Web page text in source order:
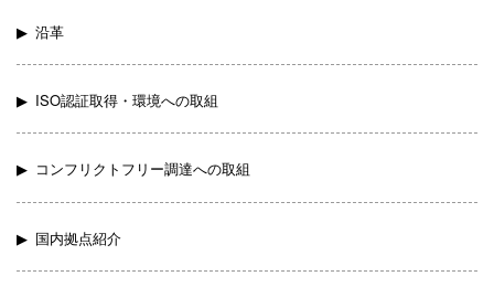
沿革
ISO認証取得・環境への取組
コンフリクトフリー調達への取組
国内拠点紹介